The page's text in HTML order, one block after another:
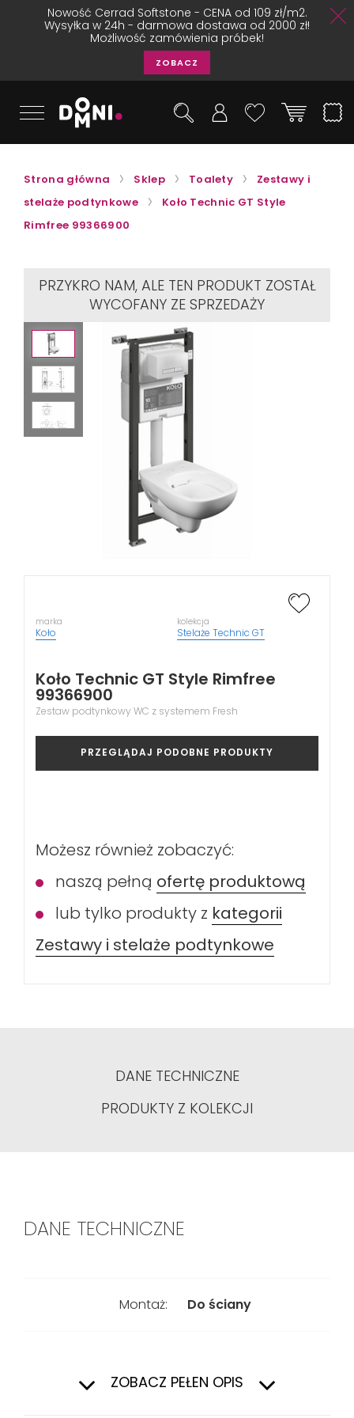
Nowość Cerrad Softstone - CENA od 109 zł/m2.
Wysyłka w 24h - darmowa dostawa od 2000 zł!
Możliwość zamówienia próbek!
ZOBACZ
Strona główna Sklep Toalety
Zestawy i
stelaże podtynkowe
Koło Technic GT Style
Rimfree 99366900
PRZYKRO NAM, ALE TEN PRODUKT ZOSTAŁ
WYCOFANY ZE SPRZEDAŻY
marka
Koło
kolekcja
Stelaże Technic GT
Koło Technic GT Style Rimfree
99366900
Zestaw podtynkowy WC z systemem Fresh
PRZEGLĄDAJ PODOBNE PRODUKTY
Możesz również zobaczyć:
naszą pełną ofertę produktową
lub tylko produkty z kategorii
Zestawy i stelaże podtynkowe
DANE TECHNICZNE
PRODUKTY Z KOLEKCJI
DANE TECHNICZNE
Montaż: Do ściany
ZOBACZ PEŁEN OPIS